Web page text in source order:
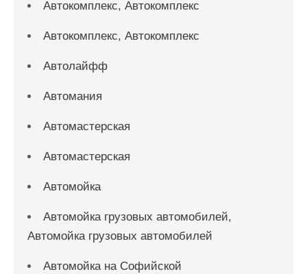
Автокомплекс, Автокомплекс
Автокомплекс, Автокомплекс
Автолайфф
Автомания
Автомастерская
Автомастерская
Автомойка
Автомойка грузовых автомобилей,
Автомойка грузовых автомобилей
Автомойка на Софийской